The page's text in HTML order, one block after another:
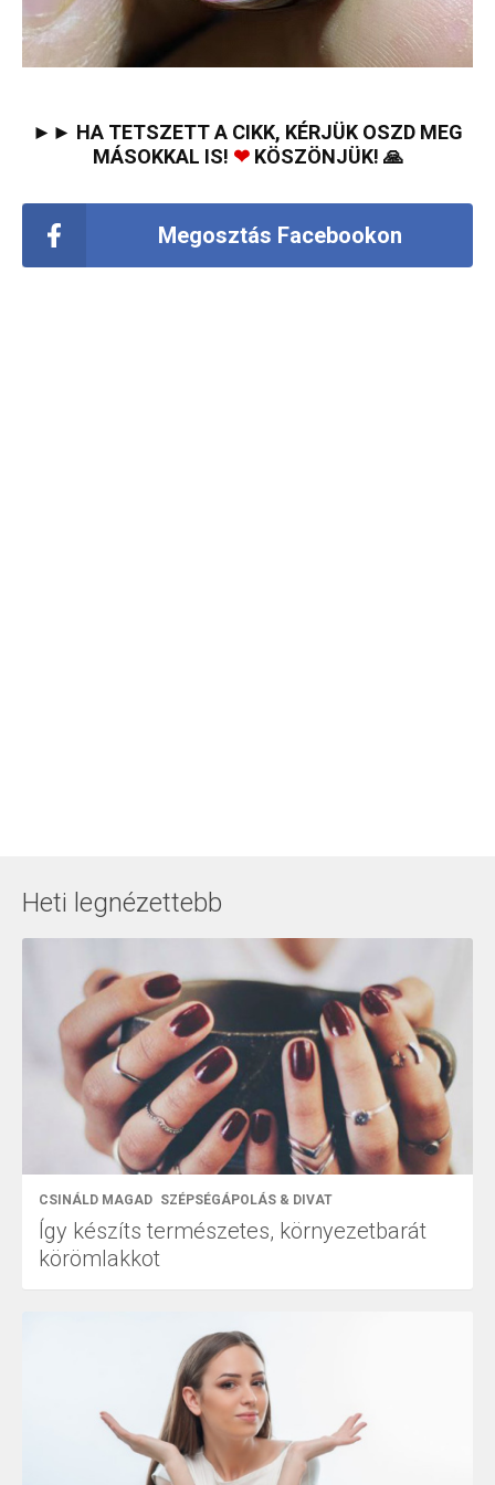
►► HA TETSZETT A CIKK, KÉRJÜK OSZD MEG
MÁSOKKAL IS! ❤KÖSZÖNJÜK! 🙏
Megosztás Facebookon
Heti legnézettebb
CSINÁLD MAGAD SZÉPSÉGÁPOLÁS & DIVAT
Így készíts természetes, környezetbarát
körömlakkot